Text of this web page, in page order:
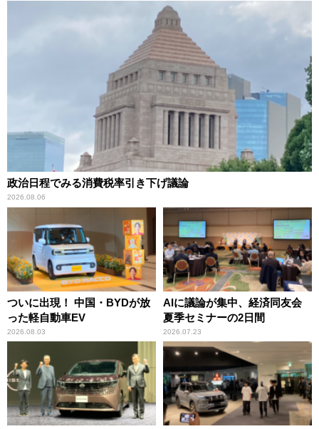
政治日程でみる消費税率引き下げ議論
2026.08.06
ついに出現！ 中国・BYDが放
った軽自動車EV
2026.08.03
AIに議論が集中、経済同友会
夏季セミナーの2日間
2026.07.23